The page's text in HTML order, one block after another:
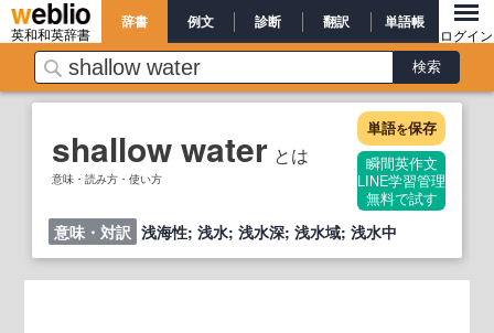
英和和英辞書
辞書 例文 診断 翻訳 単語帳
ログイン
shallow water とは
意味・読み方・使い方
単語を保存
瞬間英作文
LINE学習管理
無料で試す
意味・対訳 浅海性; 浅水; 浅水深; 浅水域; 浅水中